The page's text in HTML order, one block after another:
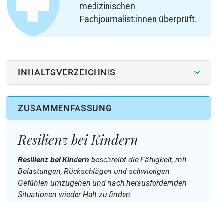
medizinischen
Fachjournalist:innen überprüft.
INHALTSVERZEICHNIS
ZUSAMMENFASSUNG
Resilienz bei Kindern
Resilienz bei Kindern beschreibt die Fähigkeit, mit
Belastungen, Rückschlägen und schwierigen
Gefühlen umzugehen und nach herausfordernden
Situationen wieder Halt zu finden.